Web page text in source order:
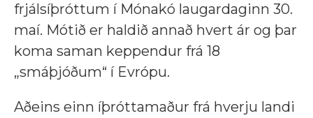
frjálsíþróttum í Mónakó laugardaginn 30.
maí. Mótið er haldið annað hvert ár og þar
koma saman keppendur frá 18
„smáþjóðum“ í Evrópu.
Aðeins einn íþróttamaður frá hverju landi